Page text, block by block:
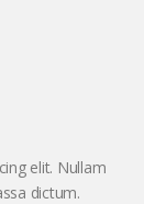
elit. Nullam
dictum.